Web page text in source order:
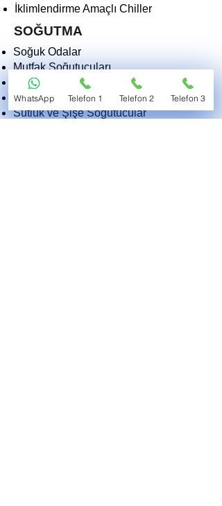
İklimlendirme Amaçlı Chiller
SOĞUTMA
Soğuk Odalar
Mutfak Soğutucuları
Derin Dondurucular
Dondurma Makinaları
Sütlük ve Şişe Soğutucular
WhatsApp Telefon 1 Telefon 2 Telefon 3